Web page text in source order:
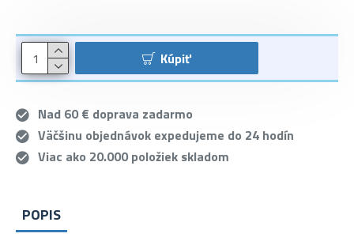
Kúpiť
Nad 60 € doprava zadarmo
Väčšinu objednávok expedujeme do 24 hodín
Viac ako 20.000 položiek skladom
POPIS